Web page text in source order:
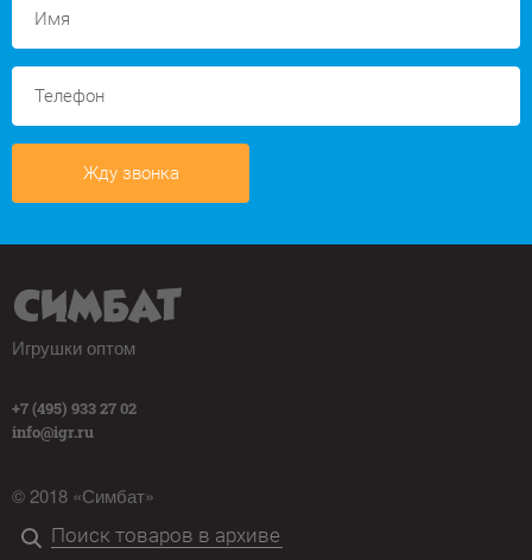
Жду звонка
Игрушки оптом
+7 (495) 933 27 02
info@igr.ru
© 2018 «Симбат»